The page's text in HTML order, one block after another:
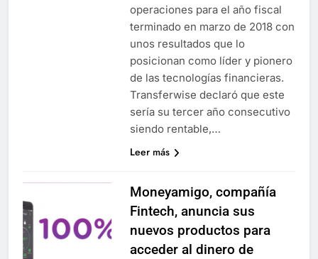
operaciones para el año fiscal
terminado en marzo de 2018 con
unos resultados que lo
posicionan como líder y pionero
de las tecnologías financieras.
Transferwise declaró que este
sería su tercer año consecutivo
siendo rentable,…
Leer más
Moneyamigo, compañía
Fintech, anuncia sus
nuevos productos para
acceder al dinero de